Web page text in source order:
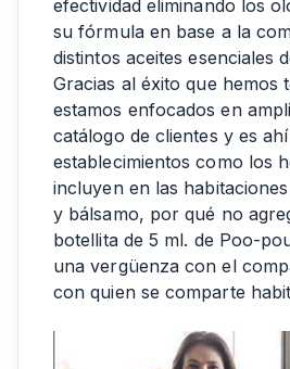
efectividad eliminando los
su fórmula en base a la
distintos aceites esenciales
Gracias al éxito que hemos
estamos enfocados en
catálogo de clientes y es
establecimientos como los
incluyen en las
y bálsamo, por qué no
botellita de 5 ml. de Poo-
una vergüenza con el
con quien se comparte